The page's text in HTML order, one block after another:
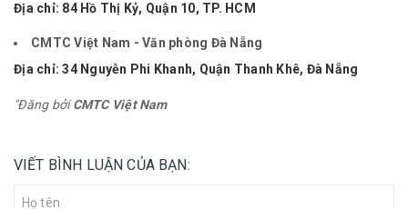
Địa chỉ: 84 Hồ Thị Kỷ, Quận 10, TP. HCM
CMTC Việt Nam - Văn phòng Đà Nẵng
Địa chỉ: 34 Nguyễn Phi Khanh, Quận Thanh Khê, Đà Nẵng
"Đăng bởiCMTC Việt Nam
VIẾT BÌNH LUẬN CỦA BẠN: